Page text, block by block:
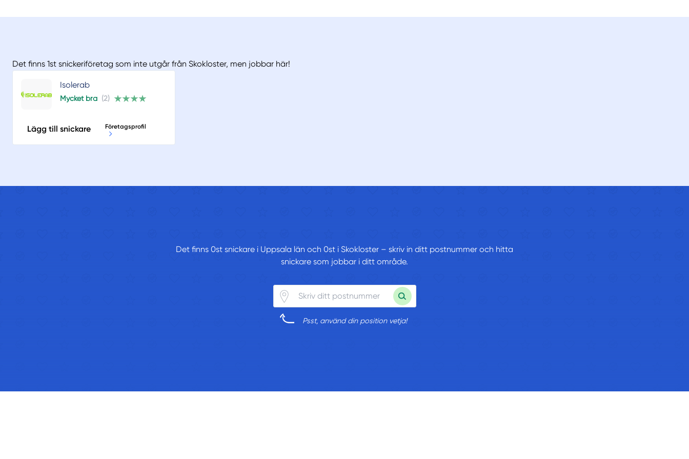
Det finns 1st snickeriföretag som inte utgår från Skokloster, men jobbar här!
Isolerab
Mycket bra (2)
Lägg till snickare Företagsprofil
Det finns 0st snickare i Uppsala län och 0st i Skokloster – skriv in ditt postnummer och hitta
snickare som jobbar i ditt område.
Psst, använd din position vetja!